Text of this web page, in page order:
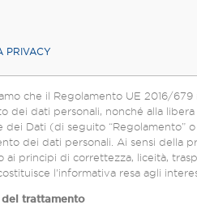
PRIVACY
che il Regolamento UE 2016/
dei dati personali, nonché alla
Dati (di seguito “Regolamento” o “GDPR” "),
dei dati personali. Ai sensi della
ai principi di correttezza, liceità,
del trattamento